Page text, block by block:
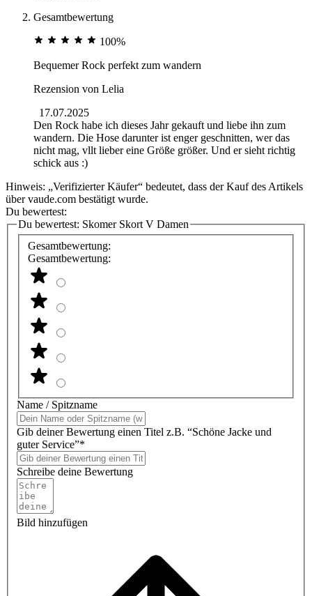
Gesamtbewertung
100%
Bequemer Rock perfekt zum wandern
Rezension von Lelia
17.07.2025
Den Rock habe ich dieses Jahr gekauft und liebe ihn zum
wandern. Die Hose darunter ist enger geschnitten, wer das
nicht mag, vllt lieber eine Größe größer. Und er sieht richtig
schick aus :)
Hinweis: „Verifizierter Käufer“ bedeutet, dass der Kauf des Artikels
über vaude.com bestätigt wurde.
Du bewertest:
Du bewertest: Skomer Skort V Damen
Gesamtbewertung:
Gesamtbewertung:
Name / Spitzname
Gib deiner Bewertung einen Titel z.B. “Schöne Jacke und
guter Service”*
Schreibe deine Bewertung
Bild hinzufügen